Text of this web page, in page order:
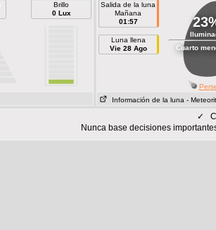
Brillo
0 Lux
Salida de la luna
Mañana
01:57
Luna llena
Vie 28 Ago
Cuarto
Información de la luna -
✓
Nunca base decisiones